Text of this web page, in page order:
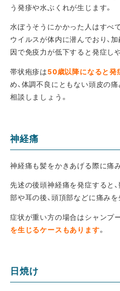
う発疹や水ぶくれが生じます。
水ぼうそうにかかった人はすべ
ウイルスが体内に潜んでおり、
因で免疫力が低下すると発症し
帯状疱疹は50歳以降になると発
め、体調不良にともない頭皮の
相談しましょう。
神経痛
神経痛も髪をかきあげる際に痛
先述の後頭神経痛を発症すると
部や耳の後、頭頂部などに痛み
症状が重い方の場合はシャンプ
を生じるケースもあります。
日焼け